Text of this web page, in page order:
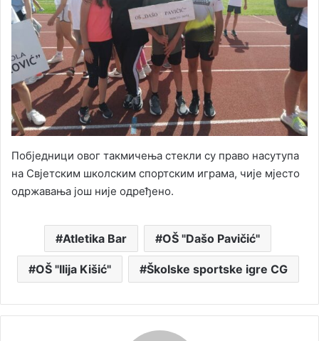
Побједници овог такмичења стекли су право насутупа
на Свјетским школским спортским играма, чије мјесто
одржавања још није одређено.
Atletika Bar OŠ "Dašo Pavičić"
OŠ "Ilija Kišić" Školske sportske igre CG